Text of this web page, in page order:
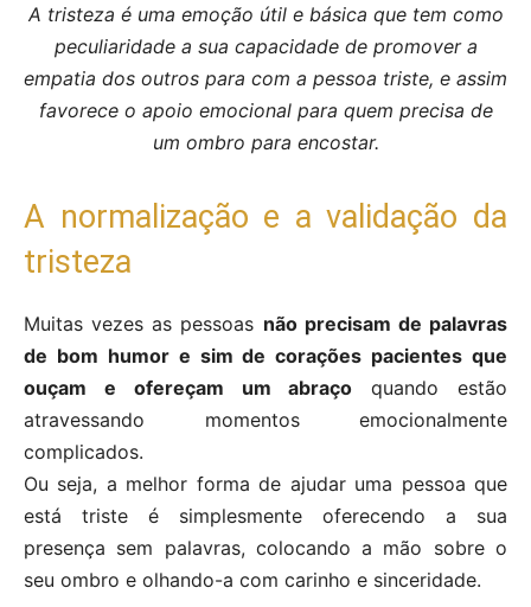
A tristeza é uma emoção útil e básica que tem como
peculiaridade a sua capacidade de promover a
empatia dos outros para com a pessoa triste, e assim
favorece o apoio emocional para quem precisa de
um ombro para encostar.
A normalização e a validação da
tristeza
Muitas vezes as pessoas não precisam de palavras
de bom humor e sim de corações pacientes que
ouçam e ofereçam um abraço quando estão
atravessando momentos emocionalmente
complicados.
Ou seja, a melhor forma de ajudar uma pessoa que
está triste é simplesmente oferecendo a sua
presença sem palavras, colocando a mão sobre o
seu ombro e olhando-a com carinho e sinceridade.